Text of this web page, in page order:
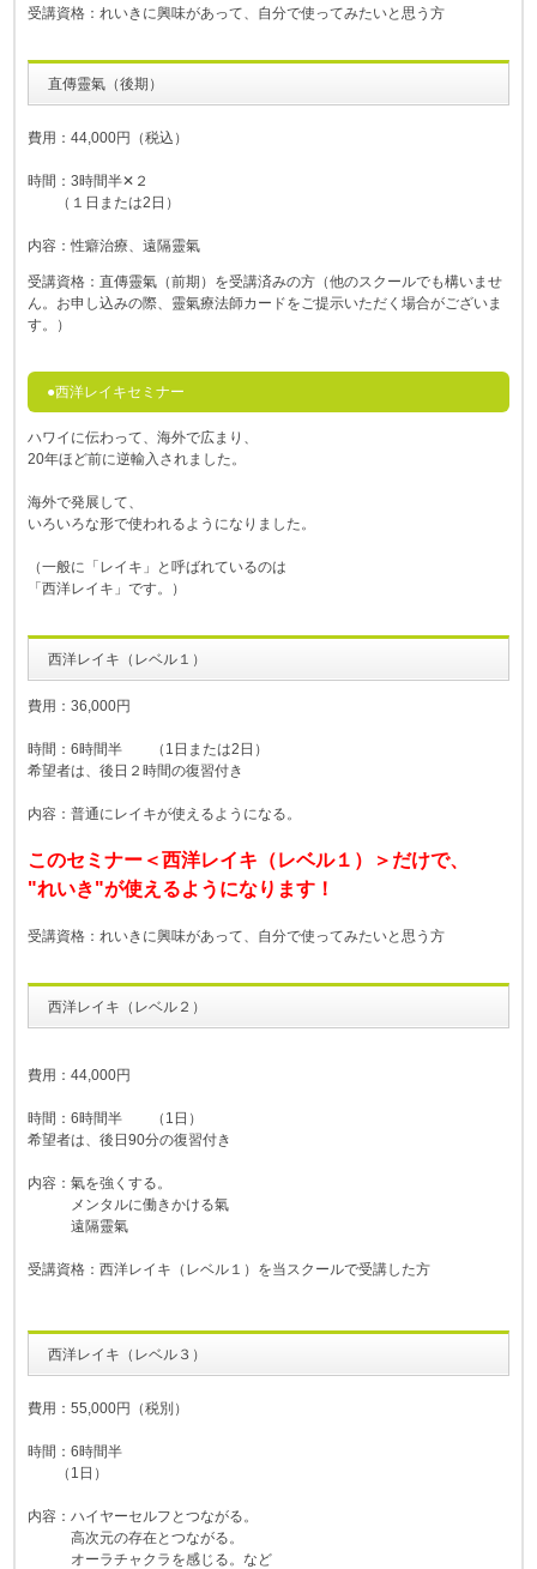
受講資格：れいきに興味があって、自分で使ってみたいと思う方
直傳靈氣（後期）
費用：44,000円（税込）
時間：3時間半✕２
（１日または2日）
内容：性癖治療、遠隔靈氣
受講資格：直傳靈氣（前期）を受講済みの方（他のスクールでも構いませ
ん。お申し込みの際、靈氣療法師カードをご提示いただく場合がございま
す。）
●西洋レイキセミナー
ハワイに伝わって、海外で広まり、
20年ほど前に逆輸入されました。
海外で発展して、
いろいろな形で使われるようになりました。
（一般に「レイキ」と呼ばれているのは
「西洋レイキ」です。）
西洋レイキ（レベル１）
費用：36,000円
時間：6時間半 （1日または2日）
希望者は、後日２時間の復習付き
内容：普通にレイキが使えるようになる。
このセミナー＜西洋レイキ（レベル１）＞だけで、
"れいき"が使えるようになります！
受講資格：れいきに興味があって、自分で使ってみたいと思う方
西洋レイキ（レベル２）
費用：44,000円
時間：6時間半 （1日）
希望者は、後日90分の復習付き
内容：氣を強くする。
メンタルに働きかける氣
遠隔靈氣
受講資格：西洋レイキ（レベル１）を当スクールで受講した方
西洋レイキ（レベル３）
費用：55,000円（税別）
時間：6時間半
（1日）
内容：ハイヤーセルフとつながる。
高次元の存在とつながる。
オーラチャクラを感じる。など